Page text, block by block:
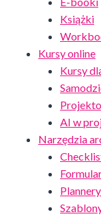
Książki
Kursy online
Kursy
AI w
Narzędzia
Plannery